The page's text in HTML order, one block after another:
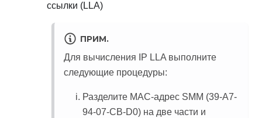
ссылки (LLA)
ПРИМ.
Для вычисления IP LLA выполните
следующие процедуры:
Разделите MAC-адрес SMM (39-A7-
94-07-CB-D0) на две части и